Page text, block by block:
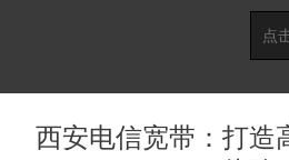
西安电信宽带：打造